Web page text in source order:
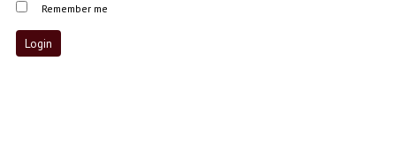
Remember me